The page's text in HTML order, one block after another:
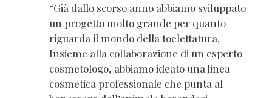
“Già dallo scorso anno abbiamo sviluppato
un progetto molto grande per quanto
riguarda il mondo della toelettatura.
Insieme alla collaborazione di un esperto
cosmetologo, abbiamo ideato una linea
cosmetica professionale che punta al